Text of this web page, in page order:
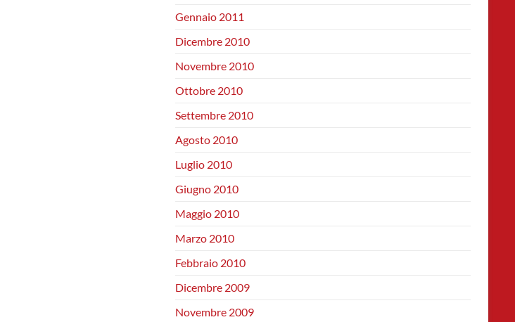
Gennaio 2011
Dicembre 2010
Novembre 2010
Ottobre 2010
Settembre 2010
Agosto 2010
Luglio 2010
Giugno 2010
Maggio 2010
Marzo 2010
Febbraio 2010
Dicembre 2009
Novembre 2009